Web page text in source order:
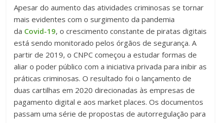
Apesar do aumento das atividades criminosas se tornar
mais evidentes com o surgimento da pandemia
da Covid-19, o crescimento constante de piratas digitais
está sendo monitorado pelos órgãos de segurança. A
partir de 2019, o CNPC começou a estudar formas de
aliar o poder público com a iniciativa privada para inibir as
práticas criminosas. O resultado foi o lançamento de
duas cartilhas em 2020 direcionadas às empresas de
pagamento digital e aos market places. Os documentos
passam uma série de propostas de autorregulação para